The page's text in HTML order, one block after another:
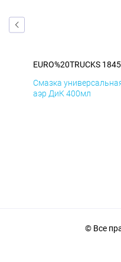
EURO%20TRUCKS
Смазка
аэр ДиК 400мл
© Все